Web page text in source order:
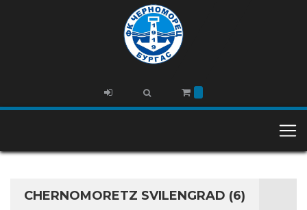
CHERNOMORETZ SVILENGRAD (6)